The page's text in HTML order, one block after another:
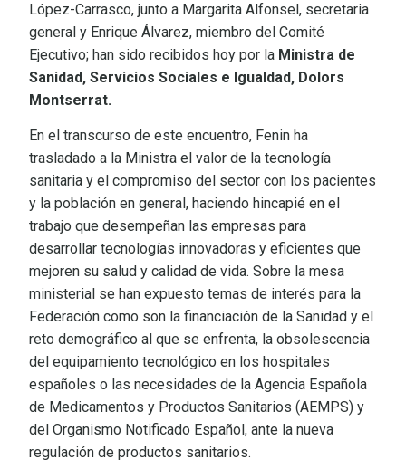
López-Carrasco, junto a Margarita Alfonsel, secretaria
general y Enrique Álvarez, miembro del Comité
Ejecutivo; han sido recibidos hoy por la Ministra de
Sanidad, Servicios Sociales e Igualdad, Dolors
Montserrat.
En el transcurso de este encuentro, Fenin ha
trasladado a la Ministra el valor de la tecnología
sanitaria y el compromiso del sector con los pacientes
y la población en general, haciendo hincapié en el
trabajo que desempeñan las empresas para
desarrollar tecnologías innovadoras y eficientes que
mejoren su salud y calidad de vida. Sobre la mesa
ministerial se han expuesto temas de interés para la
Federación como son la financiación de la Sanidad y el
reto demográfico al que se enfrenta, la obsolescencia
del equipamiento tecnológico en los hospitales
españoles o las necesidades de la Agencia Española
de Medicamentos y Productos Sanitarios (AEMPS) y
del Organismo Notificado Español, ante la nueva
regulación de productos sanitarios.